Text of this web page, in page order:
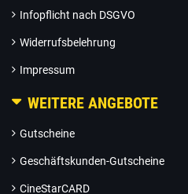
Infopflicht nach DSGVO
Widerrufsbelehrung
Impressum
WEITERE ANGEBOTE
Gutscheine
Geschäftskunden-Gutscheine
CineStarCARD